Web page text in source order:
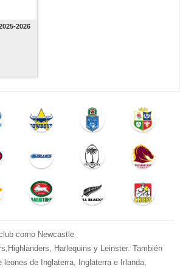
2026
como Newcastle
Harlequins y Leinster. También
de Inglaterra, Inglaterra e Irlanda,